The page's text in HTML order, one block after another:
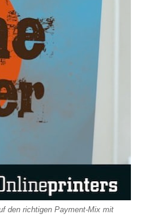
den richtigen Payment-Mix mit